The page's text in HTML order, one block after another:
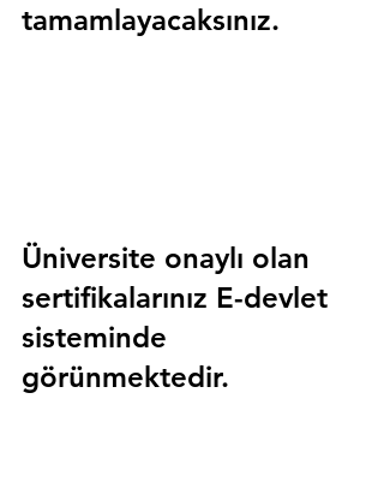
tamamlayacaksınız.
Üniversite onaylı olan
sertifikalarınız E-devlet
sisteminde
görünmektedir.